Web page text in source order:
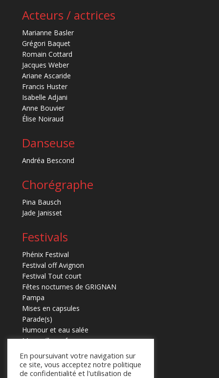
Acteurs / actrices
Marianne Basler
Grégori Baquet
Romain Cottard
Jacques Weber
Ariane Ascaride
Francis Huster
Isabelle Adjani
Anne Bouvier
Élise Noiraud
Danseuse
Andréa Bescond
Chorégraphe
Pina Bausch
Jade Janisset
Festivals
Phénix Festival
Festival off Avignon
Festival Tout court
Fêtes nocturnes de GRIGNAN
Pampa
Mises en capsules
Parade(s)
Humour et eau salée
Marmaille en fugues
En poursuivant votre navigation sur
ce site, vous acceptez notre politique
de confidentialité et l'utilisation de